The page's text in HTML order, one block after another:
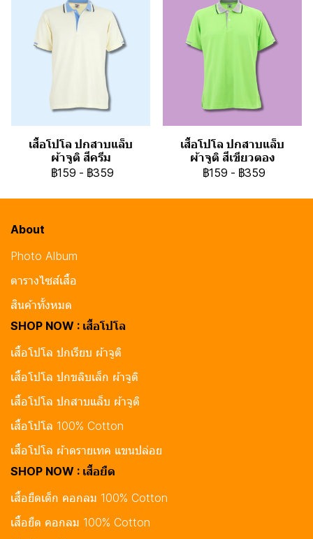
เสื้อโปโล ปกสาบแล็บ
ผ้าจูติ สีครีม
฿159 - ฿359
เสื้อโปโล ปกสาบแล็บ
ผ้าจูติ สีเขียวตอง
฿159 - ฿359
About
Photo Album
ตารางไซส์เสื้อ
สินค้าทั้งหมด
SHOP NOW : เสื้อโปโล
เสื้อโปโล ปกเรียบ ผ้าจูติ
เสื้อโปโล ปกขลิบเล็ก ผ้าจูติ
เสื้อโปโล ปกสาบแล็บ ผ้าจูติ
เสื้อโปโล 100% Cotton
เสื้อโปโล ผ้าดรายเทค แขนปล่อย
SHOP NOW : เสื้อยืด
เสื้อยืดเด็ก คอกลม 100% Cotton
เสื้อยืด คอกลม 100% Cotton